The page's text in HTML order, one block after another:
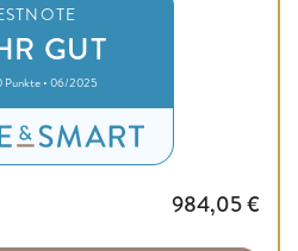
GUT
Punkte • 06/2025
984,05€